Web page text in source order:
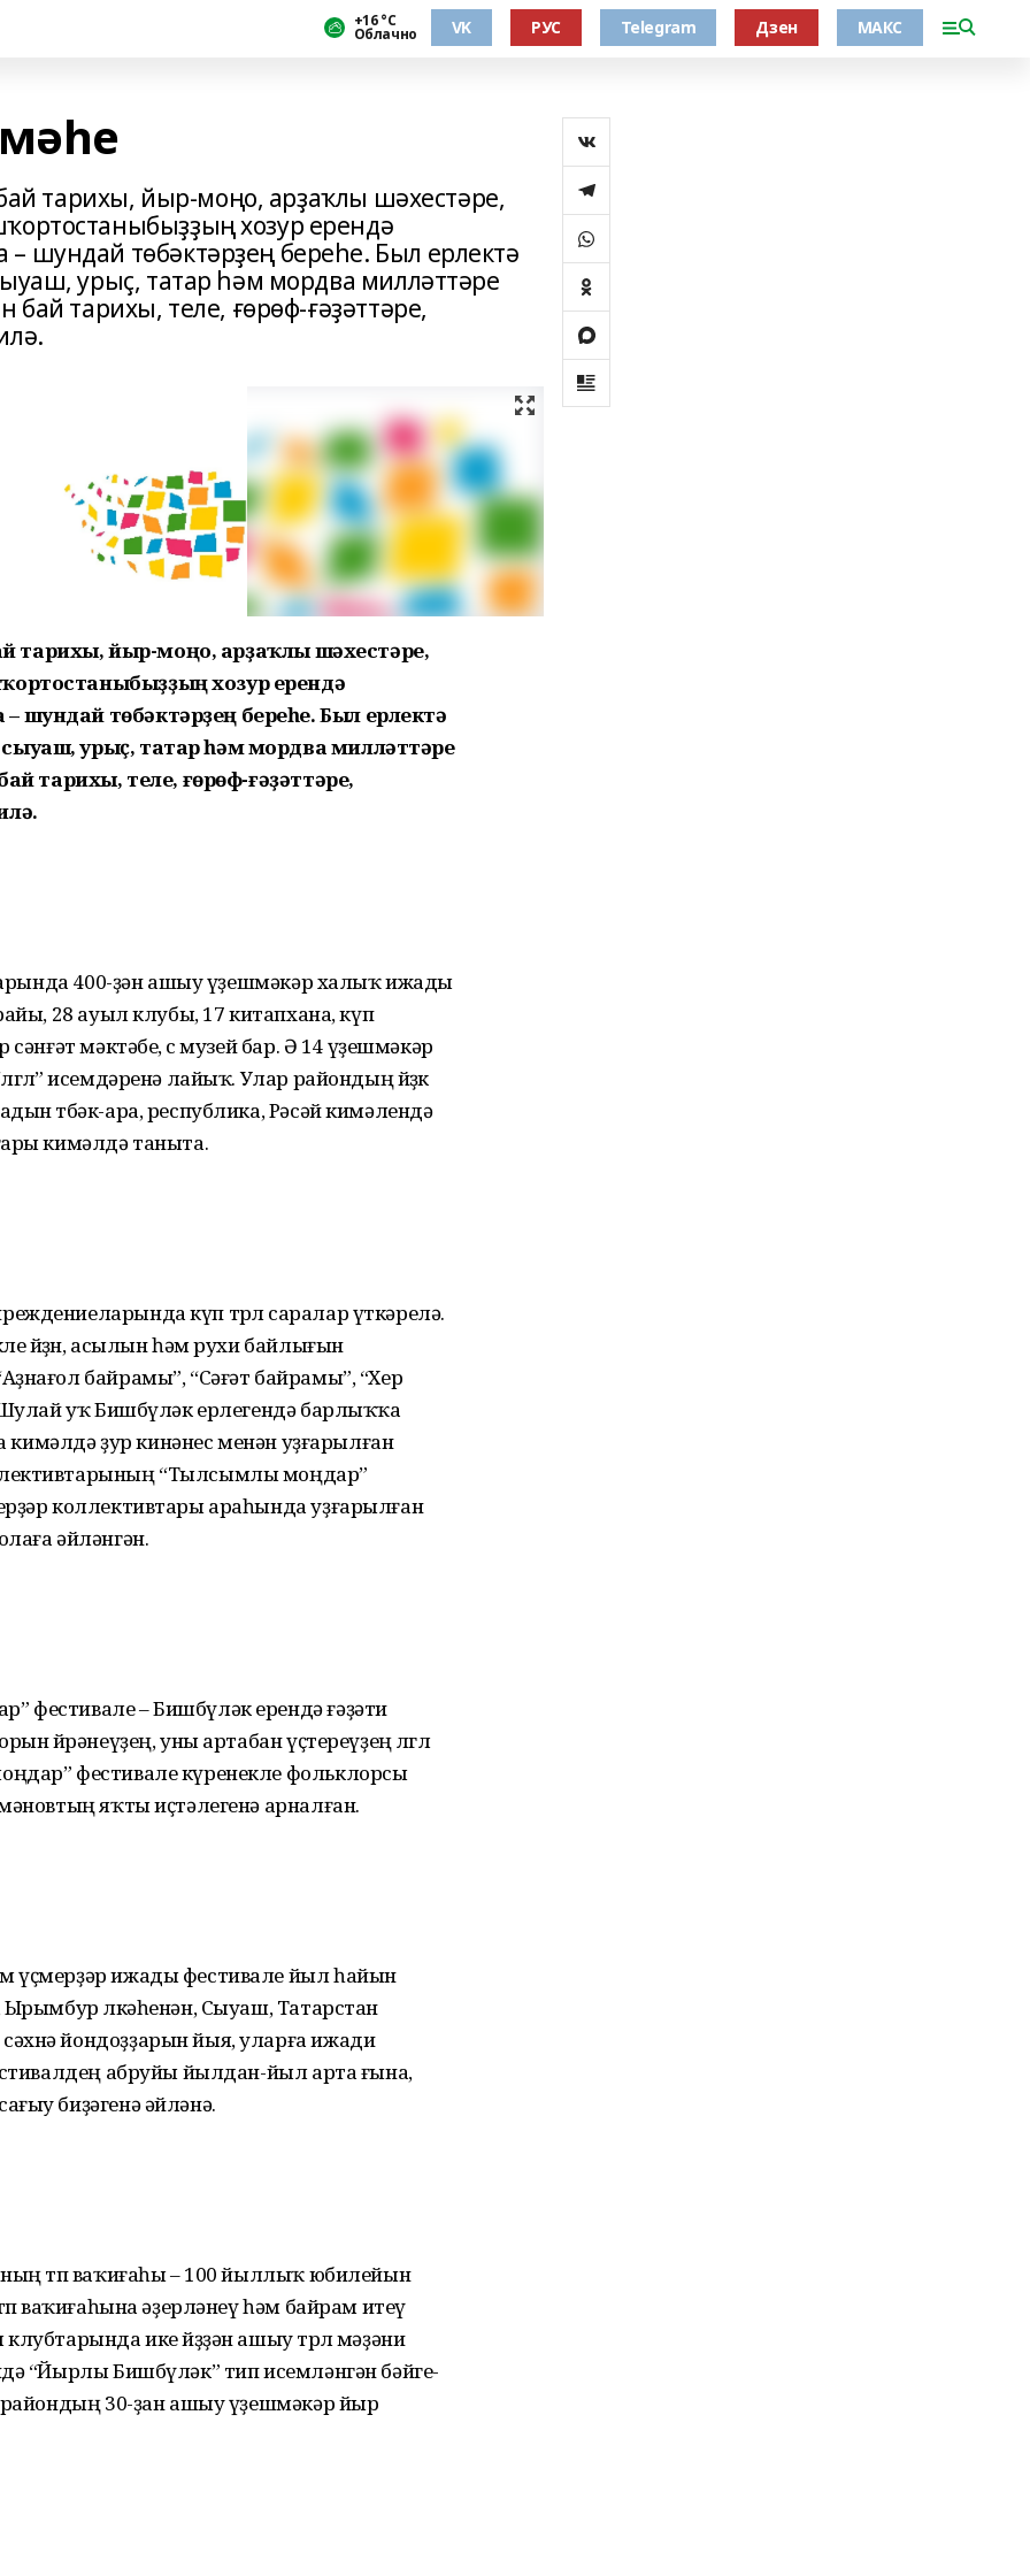
+16 °С
Облачно VK РУС Telegram Дзен МАКС
тарихы, йыр-моңо, арҙаҡлы шәхестәре,
хозур ерендә
шундай төбәктәрҙең береһе. Был ерлектә
урыҫ, татар һәм мордва милләттәре
тарихы, теле, ғөрөф-ғәҙәттәре,
тарихы, йыр-моңо, арҙаҡлы шәхестәре,
хозур ерендә
төбәктәрҙең береһе. Был ерлектә
урыҫ, татар һәм мордва милләттәре
тарихы, теле, ғөрөф-ғәҙәттәре,
400-ҙән ашыу үҙешмәкәр халыҡ ижады
28 ауыл клубы, 17 китапхана, күп
мәктәбе, өс музей бар. Ә 14 үҙешмәкәр
исемдәренә лайыҡ. Улар райондың йөҙөк
төбәк-ара, республика, Рәсәй кимәлендә
кимәлдә таныта.
күп төрлө саралар үткәрелә.
йөҙөн, асылын һәм рухи байлығын
байрамы”, “Сәғәт байрамы”, “Хер
уҡ Бишбүләк ерлегендә барлыҡҡа
кимәлдә ҙур кинәнес менән уҙғарылған
“Тылсымлы моңдар”
коллективтары араһында уҙғарылған
әйләнгән.
фестивале – Бишбүләк ерендә ғәҙәти
өйрәнеүҙең, уны артабан үҫтереүҙең өлгөлө
фестивале күренекле фольклорсы
яҡты иҫтәлегенә арналған.
үҫмерҙәр ижады фестивале йыл һайын
өлкәһенән, Сыуаш, Татарстан
йондоҙҙарын йыя, уларға ижади
абруйы йылдан-йыл арта ғына,
биҙәгенә әйләнә.
төп ваҡиғаһы – 100 йыллыҡ юбилейын
ваҡиғаһына әҙерләнеү һәм байрам итеү
ике йөҙҙән ашыу төрлө мәҙәни
“Йырлы Бишбүләк” тип исемләнгән бәйге-
30-ҙан ашыу үҙешмәкәр йыр